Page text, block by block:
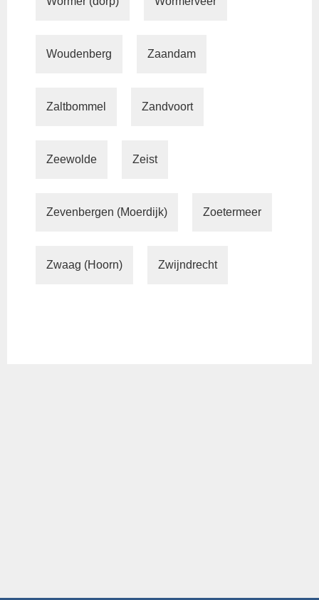
Woudenberg Zaandam
Zaltbommel Zandvoort
Zeewolde Zeist
Zevenbergen (Moerdijk) Zoetermeer
Zwaag (Hoorn) Zwijndrecht